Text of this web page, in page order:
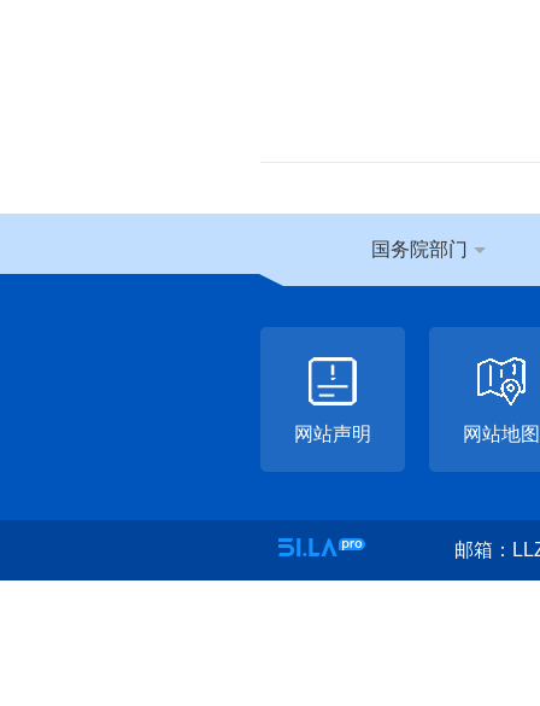
国务院部门
网站声明 网站地图
邮箱：